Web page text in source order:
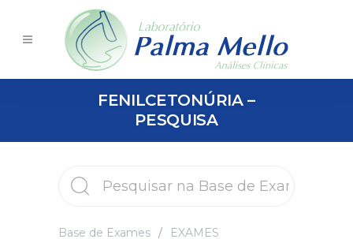
FENILCETONÚRIA –
PESQUISA
Base de Exames
EXAMES